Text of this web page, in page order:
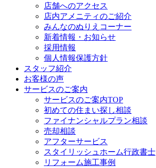
店舗へのアクセス
店内アメニティのご紹介
みんなのぬりえコーナー
新着情報・お知らせ
採用情報
個人情報保護方針
スタッフ紹介
お客様の声
サービスのご案内
サービスのご案内TOP
初めての住まい探し相談
ファイナンシャルプラン相談
売却相談
アフターサービス
スタイリッシュホーム行政書士
リフォーム施工事例